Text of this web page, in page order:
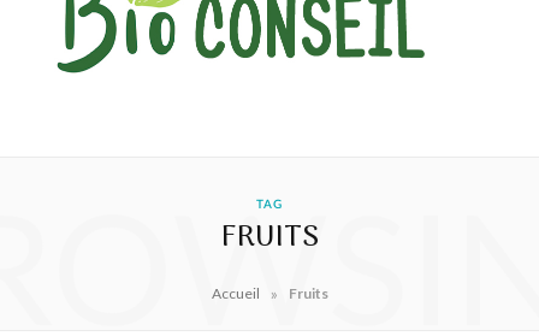
TAG
FRUITS
Accueil » Fruits